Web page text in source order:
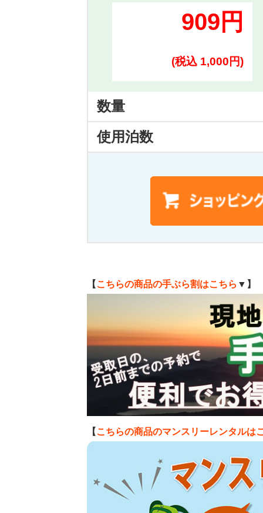
909円
(税込 1,000円)
数量
使用泊数
【こちらの商品の手ぶら割はこちら ▼】
【こちらの商品のマンスリーレンタルは